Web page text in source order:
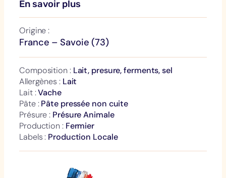
En savoir plus
Origine :
France – Savoie (73)
Composition : Lait, presure, ferments, sel
Allergènes : Lait
Lait :Vache
Pâte : Pâte pressée non cuite
Présure : Présure Animale
Production : Fermier
Labels : Production Locale